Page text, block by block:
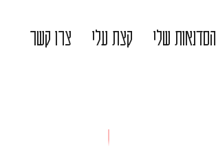
הסדנאות שלי קצת עלי צרו קשר